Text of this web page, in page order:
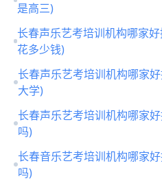
是高三)
长春声乐艺考培训机构哪家
花多少钱)
长春声乐艺考培训机构哪家
大学)
长春声乐艺考培训机构哪家
吗)
长春音乐艺考培训机构哪家
吗)